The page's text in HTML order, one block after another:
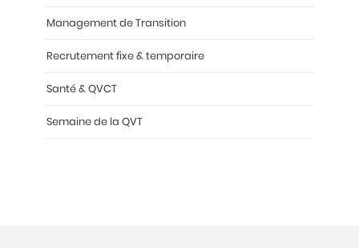
Management de Transition
Recrutement fixe & temporaire
Santé & QVCT
Semaine de la QVT